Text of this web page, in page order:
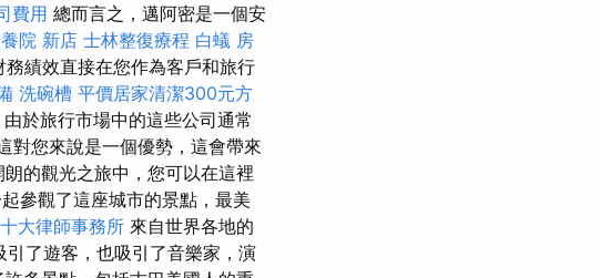
費用 總而言之，邁阿密是一個安
院 新店 士林整復療程 白蟻 房
績效直接在您作為客戶和旅行
洗碗槽 平價居家清潔300元方
由於旅行市場中的這些公司通常
對您來說是一個優勢，這會帶來
的觀光之旅中，您可以在這裡
參觀了這座城市的景點，最美
大律師事務所 來自世界各地的
了遊客，也吸引了音樂家，演